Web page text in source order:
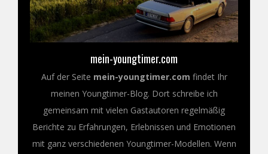
mein-youngtimer.com
Auf der Seite mein-youngtimer.com findet Ihr
meinen Youngtimer-Blog. Dort schreibe ich
gemeinsam mit vielen Gastautoren regelmäßig
Berichte zu Erfahrungen, Erlebnissen und Emotionen
mit ganz verschiedenen Youngtimer-Modellen. Wenn